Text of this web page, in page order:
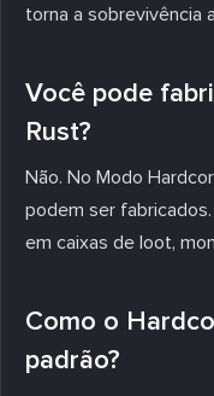
torna a sobrevivência
Você pode
Rust?
Não. No Modo
podem ser
em caixas de loot,
Como o
padrão?